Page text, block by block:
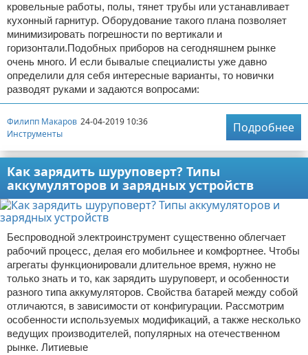
кровельные работы, полы, тянет трубы или устанавливает
кухонный гарнитур. Оборудование такого плана позволяет
минимизировать погрешности по вертикали и
горизонтали.Подобных приборов на сегодняшнем рынке
очень много. И если бывалые специалисты уже давно
определили для себя интересные варианты, то новички
разводят руками и задаются вопросами:
Филипп Макаров 24-04-2019 10:36
Инструменты
Подробнее
Как зарядить шуруповерт? Типы
аккумуляторов и зарядных устройств
Беспроводной электроинструмент существенно облегчает
рабочий процесс, делая его мобильнее и комфортнее. Чтобы
агрегаты функционировали длительное время, нужно не
только знать и то, как зарядить шуруповерт, и особенности
разного типа аккумуляторов. Свойства батарей между собой
отличаются, в зависимости от конфигурации. Рассмотрим
особенности используемых модификаций, а также несколько
ведущих производителей, популярных на отечественном
рынке. Литиевые